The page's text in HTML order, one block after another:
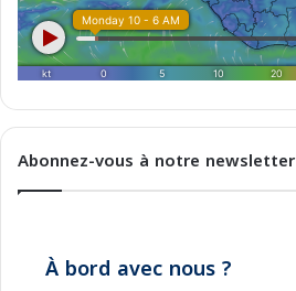
Abonnez-vous à notre newsletter
À bord avec nous ?